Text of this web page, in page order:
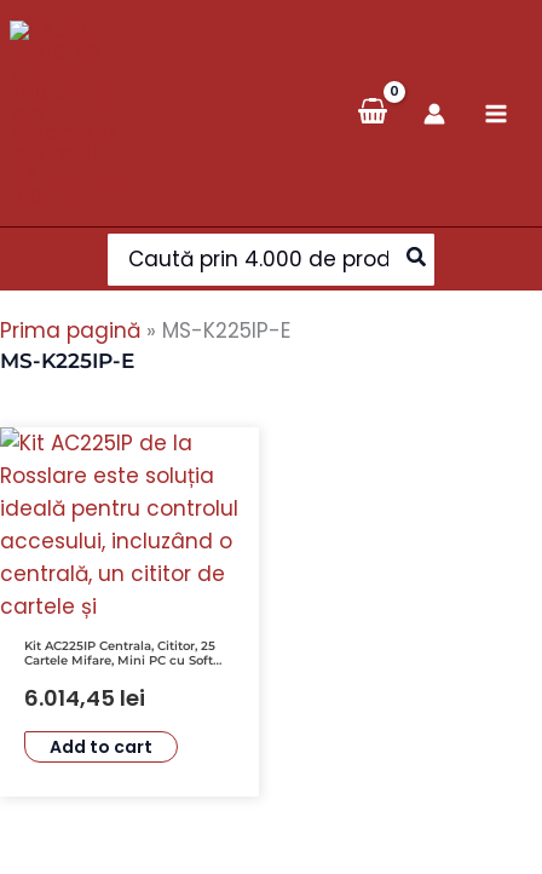
Skip
to
Search
for:
Prima pagină » MS-K225IP-E
MS-K225IP-E
Kit AC225IP Centrala, Cititor, 25
Cartele Mifare, Mini PC cu Soft
K225IP-E
6.014,45 lei
Add to cart